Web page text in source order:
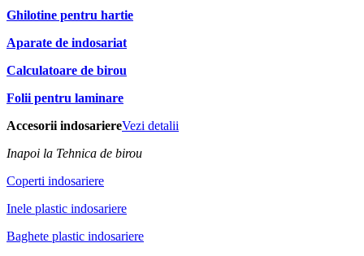
Ghilotine pentru hartie
Aparate de indosariat
Calculatoare de birou
Folii pentru laminare
Accesorii indosariereVezi detalii
Inapoi la Tehnica de birou
Coperti indosariere
Inele plastic indosariere
Baghete plastic indosariere